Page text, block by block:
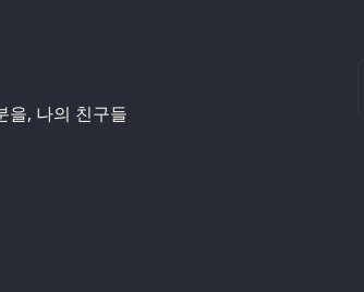
을, 나의 친구들